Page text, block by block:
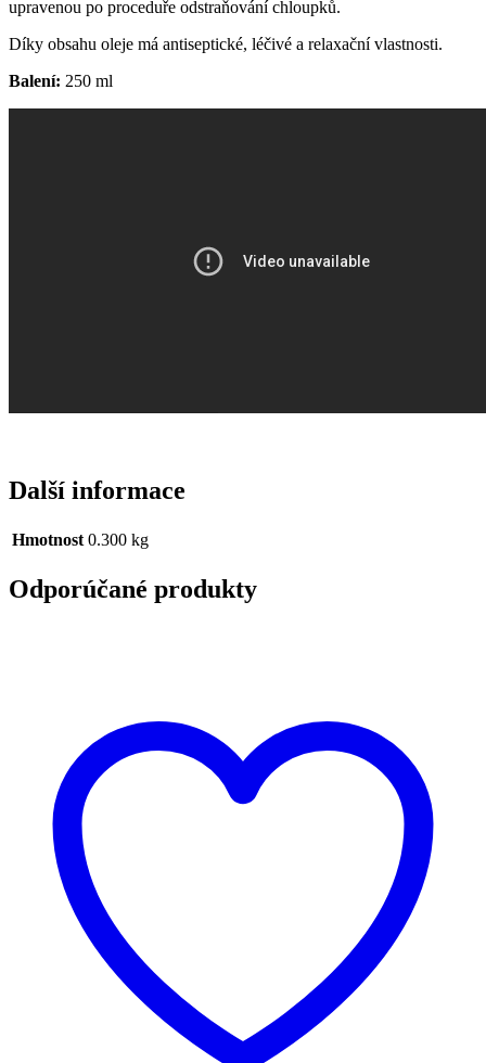
upravenou po proceduře odstraňování chloupků.
Díky obsahu oleje má antiseptické, léčivé a relaxační vlastnosti.
Balení: 250 ml
Další informace
Hmotnost 0.300 kg
Odporúčané produkty